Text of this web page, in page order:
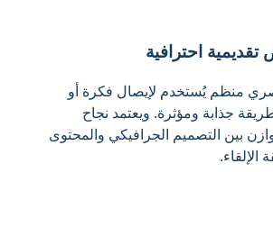
احترافية
منظم يُستخدم لإيصال فكرة أو
جذابة ومؤثرة. ويعتمد نجاح
بين التصميم الجرافيكي والمحتوى
الإلقاء.